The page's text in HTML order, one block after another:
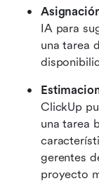
IA para
una tarea
ClickUp
una tarea
gerentes
proyecto